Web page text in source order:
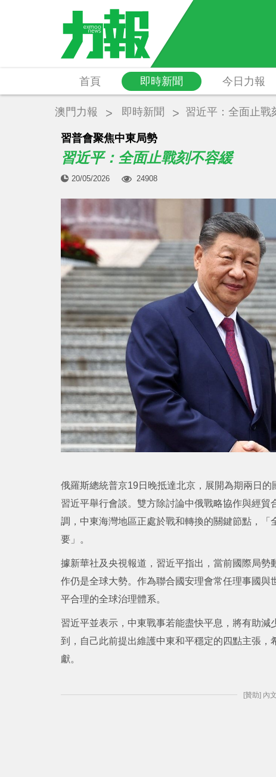
首頁 即時新聞 今日力報
澳門力報 即時新聞 習近平：全面止戰
習普會聚焦中東局勢
習近平：全面止戰刻不容緩
20/05/2026 24908
俄羅斯總統普京19日晚抵達北京，展開為期兩日
習近平舉行會談。雙方除討論中俄戰略協作與經
調，中東海灣地區正處於戰和轉換的關鍵節點，
要」。
據新華社及央視報道，習近平指出，當前國際局
作仍是全球大勢。作為聯合國安理會常任理事國
平合理的全球治理體系。
習近平並表示，中東戰事若能盡快平息，將有助
到，自己此前提出維護中東和平穩定的四點主張
獻。
[贊助] 內